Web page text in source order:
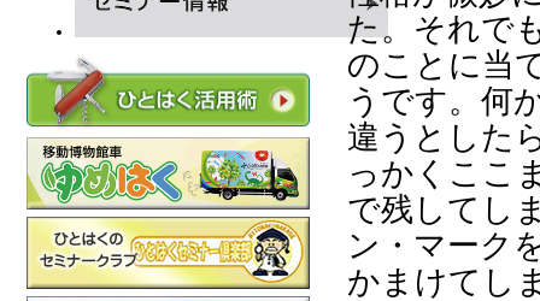
た。それで
のことに当
うです。何
違うとした
っかくここ
で残してし
ン・マーク
かまけてし